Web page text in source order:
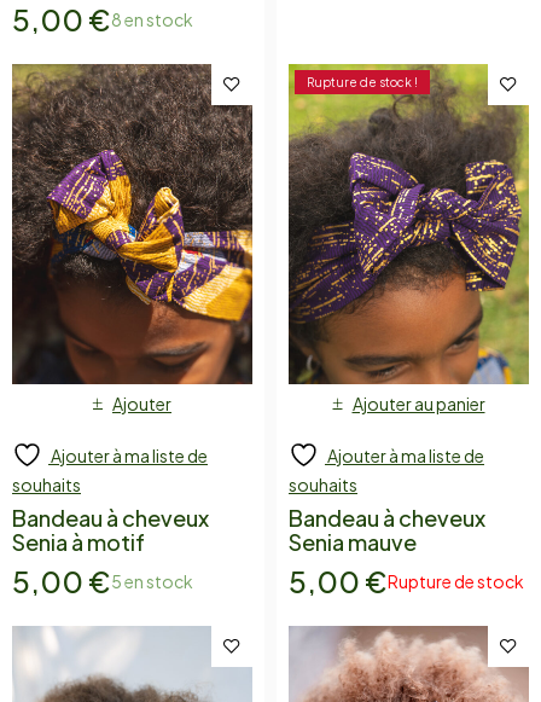
5,00 €8 en stock
Ajouter
Ajouter à ma liste de
souhaits
Bandeau à cheveux
Senia à motif
5,00 €5 en stock
Rupture de stock !
Ajouter au panier
Ajouter à ma liste de
souhaits
Bandeau à cheveux
Senia mauve
5,00 €Rupture de stock